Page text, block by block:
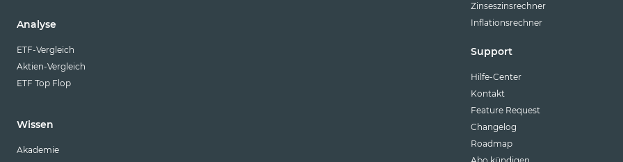
Analyse
ETF-Vergleich
Aktien-Vergleich
ETF Top Flop
Wissen
Akademie
Zinseszinsrechner
Inflationsrechner
Support
Hilfe-Center
Kontakt
Feature Request
Changelog
Roadmap